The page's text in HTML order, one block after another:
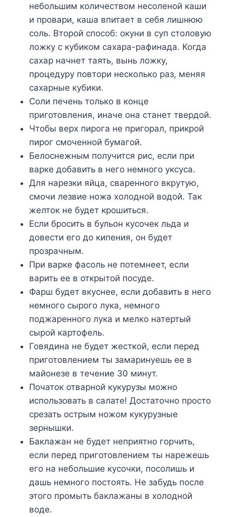
небольшим количеством несоленой каши
и провари, каша впитает в себя лишнюю
соль. Второй способ: окуни в суп столовую
ложку с кубиком сахара-рафинада. Когда
сахар начнет таять, вынь ложку,
процедуру повтори несколько раз, меняя
сахарные кубики.
Соли печень только в конце
приготовления, иначе она станет твердой.
Чтобы верх пирога не пригорал, прикрой
пирог смоченной бумагой.
Белоснежным получится рис, если при
варке добавить в него немного уксуса.
Для нарезки яйца, сваренного вкрутую,
смочи лезвие ножа холодной водой. Так
желток не будет крошиться.
Если бросить в бульон кусочек льда и
довести его до кипения, он будет
прозрачным.
При варке фасоль не потемнеет, если
варить ее в открытой посуде.
Фарш будет вкуснее, если добавить в него
немного сырого лука, немного
поджаренного лука и мелко натертый
сырой картофель.
Говядина не будет жесткой, если перед
приготовлением ты замаринуешь ее в
майонезе в течение 30 минут.
Початок отварной кукурузы можно
использовать в салате! Достаточно просто
срезать острым ножом кукурузные
зернышки.
Баклажан не будет неприятно горчить,
если перед приготовлением ты нарежешь
его на небольшие кусочки, посолишь и
дашь немного постоять. Не забудь после
этого промыть баклажаны в холодной
воде.